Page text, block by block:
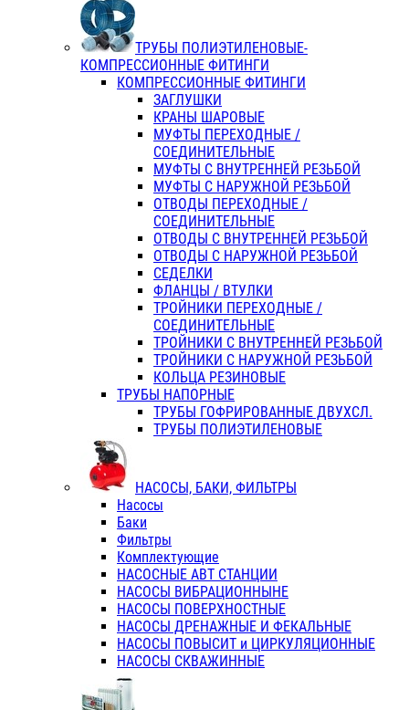
ТРУБЫ ПОЛИЭТИЛЕНОВЫЕ-
КОМПРЕССИОННЫЕ ФИТИНГИ
КОМПРЕССИОННЫЕ ФИТИНГИ
ЗАГЛУШКИ
КРАНЫ ШАРОВЫЕ
МУФТЫ ПЕРЕХОДНЫЕ /
СОЕДИНИТЕЛЬНЫЕ
МУФТЫ С ВНУТРЕННЕЙ РЕЗЬБОЙ
МУФТЫ С НАРУЖНОЙ РЕЗЬБОЙ
ОТВОДЫ ПЕРЕХОДНЫЕ /
СОЕДИНИТЕЛЬНЫЕ
ОТВОДЫ С ВНУТРЕННЕЙ РЕЗЬБОЙ
ОТВОДЫ С НАРУЖНОЙ РЕЗЬБОЙ
СЕДЕЛКИ
ФЛАНЦЫ / ВТУЛКИ
ТРОЙНИКИ ПЕРЕХОДНЫЕ /
СОЕДИНИТЕЛЬНЫЕ
ТРОЙНИКИ С ВНУТРЕННЕЙ РЕЗЬБОЙ
ТРОЙНИКИ С НАРУЖНОЙ РЕЗЬБОЙ
КОЛЬЦА РЕЗИНОВЫЕ
ТРУБЫ НАПОРНЫЕ
ТРУБЫ ГОФРИРОВАННЫЕ ДВУХСЛ.
ТРУБЫ ПОЛИЭТИЛЕНОВЫЕ
НАСОСЫ, БАКИ, ФИЛЬТРЫ
Насосы
Баки
Фильтры
Комплектующие
НАСОСНЫЕ АВТ СТАНЦИИ
НАСОСЫ ВИБРАЦИОННЫНЕ
НАСОСЫ ПОВЕРХНОСТНЫЕ
НАСОСЫ ДРЕНАЖНЫЕ И ФЕКАЛЬНЫЕ
НАСОСЫ ПОВЫСИТ и ЦИРКУЛЯЦИОННЫЕ
НАСОСЫ СКВАЖИННЫЕ